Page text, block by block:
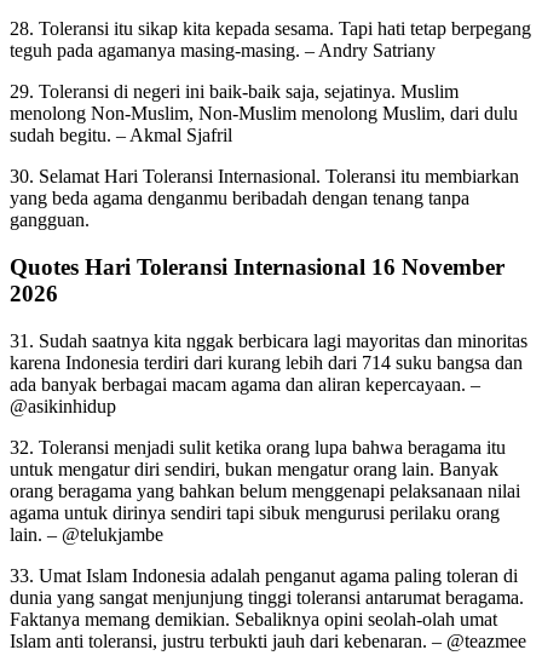
28. Toleransi itu sikap kita kepada sesama. Tapi hati tetap berpegang
teguh pada agamanya masing-masing. – Andry Satriany
29. Toleransi di negeri ini baik-baik saja, sejatinya. Muslim
menolong Non-Muslim, Non-Muslim menolong Muslim, dari dulu
sudah begitu. – Akmal Sjafril
30. Selamat Hari Toleransi Internasional. Toleransi itu membiarkan
yang beda agama denganmu beribadah dengan tenang tanpa
gangguan.
Quotes Hari Toleransi Internasional 16 November
2026
31. Sudah saatnya kita nggak berbicara lagi mayoritas dan minoritas
karena Indonesia terdiri dari kurang lebih dari 714 suku bangsa dan
ada banyak berbagai macam agama dan aliran kepercayaan. –
@asikinhidup
32. Toleransi menjadi sulit ketika orang lupa bahwa beragama itu
untuk mengatur diri sendiri, bukan mengatur orang lain. Banyak
orang beragama yang bahkan belum menggenapi pelaksanaan nilai
agama untuk dirinya sendiri tapi sibuk mengurusi perilaku orang
lain. – @telukjambe
33. Umat Islam Indonesia adalah penganut agama paling toleran di
dunia yang sangat menjunjung tinggi toleransi antarumat beragama.
Faktanya memang demikian. Sebaliknya opini seolah-olah umat
Islam anti toleransi, justru terbukti jauh dari kebenaran. – @teazmee